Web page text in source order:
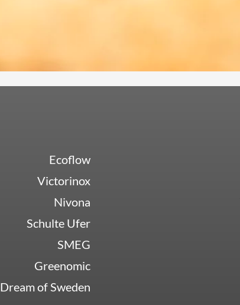
Ecoflow
Victorinox
Nivona
Schulte Ufer
SMEG
Greenomic
Dream of Sweden